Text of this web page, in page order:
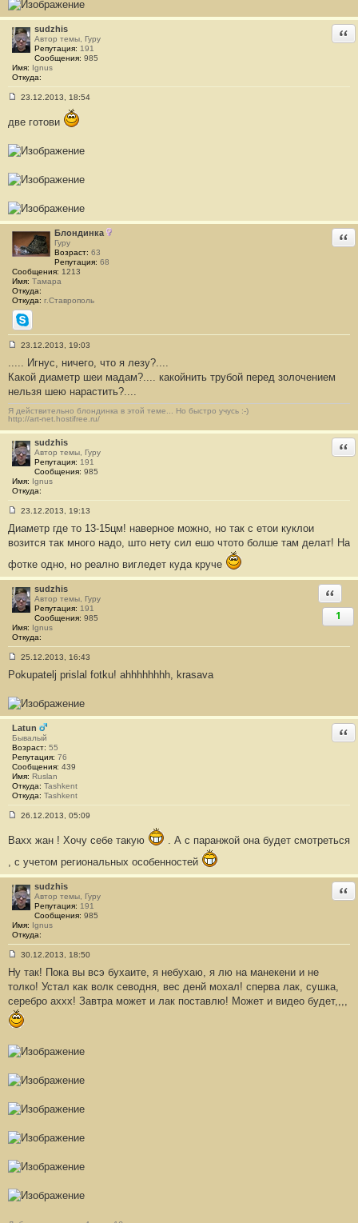
sudzhis
Автор темы, Гуру
Репутация: 191
Сообщения: 985
Имя: Ignus
Откуда:
о
щ
е
и
е
2
4
4
23.12.2013, 18:54
две гoтови
Блондинка
Гуру
Возраст: 63
Репутация: 68
Сообщения: 1213
Имя: Тамара
Откуда:
Откуда: г.Ставрополь
Skype
б
щ
н
и
е
#
2
4
5
23.12.2013, 19:03
..... Игнус, ничего, что я лезу?....
Какой диаметр шеи мадам?.... какойнить трубой перед золочением
нельзя шею нарастить?....
Я действительно блондинка в этой теме... Но быстро учусь :-)
http://art-net.hostifree.ru/
sudzhis
Автор темы, Гуру
Репутация: 191
Сообщения: 985
Имя: Ignus
Откуда:
о
б
е
н
и
е
#
2
4
6
23.12.2013, 19:13
Диаметр где то 13-15цм! наверное можно, но так с етои куклои
возится так много надо, што нету сил ешо чтото болше там делат! На
фотке одно, но реално вигледет куда круче
sudzhis
Автор темы, Гуру
Репутация: 191
Сообщения: 985
Имя: Ignus
Откуда:
1
о
щ
е
н
и
е
#
2
4
7
25.12.2013, 16:43
Pokupatelj prislal fotku! ahhhhhhhh, krasava
Latun
Бывалый
Возраст: 55
Репутация: 76
Сообщения: 439
Имя: Ruslan
Откуда: Tashkent
Откуда: Tashkent
о
щ
н
и
е
#
4
8
26.12.2013, 05:09
Вахх жан ! Хочу себе такую
. А с паранжой она будет смотреться
, с учетом региональных особенностей
sudzhis
Автор темы, Гуру
Репутация: 191
Сообщения: 985
Имя: Ignus
Откуда:
о
о
б
щ
е
н
и
#
2
9
30.12.2013, 18:50
Ну так! Пока вы всэ бухаите, я небухаю, я лю на манекени и не
толко! Устал как волк севодня, вес денй мохал! сперва лак, сушка,
серебро аххх! Завтра может и лак поставлю! Может и видео будет,,,,